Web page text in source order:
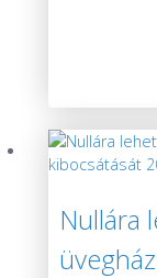
Nullára